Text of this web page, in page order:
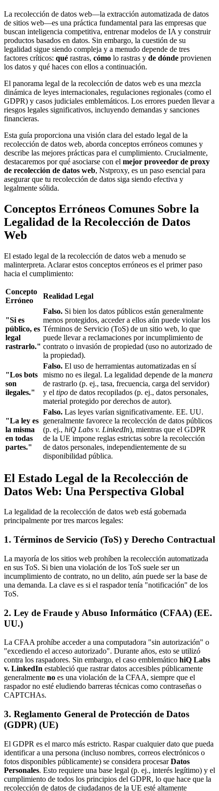
La recolección de datos web—la extracción automatizada de datos
de sitios web—es una práctica fundamental para las empresas que
buscan inteligencia competitiva, entrenar modelos de IA y construir
productos basados en datos. Sin embargo, la cuestión de su
legalidad sigue siendo compleja y a menudo depende de tres
factores críticos: qué rastras, cómo lo rastras y de dónde provienen
los datos y qué haces con ellos a continuación.
El panorama legal de la recolección de datos web es una mezcla
dinámica de leyes internacionales, regulaciones regionales (como el
GDPR) y casos judiciales emblemáticos. Los errores pueden llevar a
riesgos legales significativos, incluyendo demandas y sanciones
financieras.
Esta guía proporciona una visión clara del estado legal de la
recolección de datos web, aborda conceptos erróneos comunes y
describe las mejores prácticas para el cumplimiento. Crucialmente,
destacaremos por qué asociarse con el mejor proveedor de proxy
de recolección de datos web, Nstproxy, es un paso esencial para
asegurar que tu recolección de datos siga siendo efectiva y
legalmente sólida.
Conceptos Erróneos Comunes Sobre la
Legalidad de la Recolección de Datos
Web
El estado legal de la recolección de datos web a menudo se
malinterpreta. Aclarar estos conceptos erróneos es el primer paso
hacia el cumplimiento:
Concepto
Erróneo
Realidad Legal
"Si es
público, es
legal
rastrarlo."
Falso. Si bien los datos públicos están generalmente
menos protegidos, acceder a ellos aún puede violar los
Términos de Servicio (ToS) de un sitio web, lo que
puede llevar a reclamaciones por incumplimiento de
contrato o invasión de propiedad (uso no autorizado de
la propiedad).
"Los bots
son
ilegales."
Falso. El uso de herramientas automatizadas en sí
mismo no es ilegal. La legalidad depende de la manera
de rastrarlo (p. ej., tasa, frecuencia, carga del servidor)
y el tipo de datos recopilados (p. ej., datos personales,
material protegido por derechos de autor).
"La ley es
la misma
en todas
partes."
Falso. Las leyes varían significativamente. EE. UU.
generalmente favorece la recolección de datos públicos
(p. ej., hiQ Labs v. LinkedIn), mientras que el GDPR
de la UE impone reglas estrictas sobre la recolección
de datos personales, independientemente de su
disponibilidad pública.
El Estado Legal de la Recolección de
Datos Web: Una Perspectiva Global
La legalidad de la recolección de datos web está gobernada
principalmente por tres marcos legales:
1. Términos de Servicio (ToS) y Derecho Contractual
La mayoría de los sitios web prohíben la recolección automatizada
en sus ToS. Si bien una violación de los ToS suele ser un
incumplimiento de contrato, no un delito, aún puede ser la base de
una demanda. La clave es si el raspador tenía "notificación" de los
ToS.
2. Ley de Fraude y Abuso Informático (CFAA) (EE.
UU.)
La CFAA prohíbe acceder a una computadora "sin autorización" o
"excediendo el acceso autorizado". Durante años, esto se utilizó
contra los raspadores. Sin embargo, el caso emblemático hiQ Labs
v. LinkedIn estableció que rastrar datos accesibles públicamente
generalmente no es una violación de la CFAA, siempre que el
raspador no esté eludiendo barreras técnicas como contraseñas o
CAPTCHAs.
3. Reglamento General de Protección de Datos
(GDPR) (UE)
El GDPR es el marco más estricto. Raspar cualquier dato que pueda
identificar a una persona (incluso nombres, correos electrónicos o
fotos disponibles públicamente) se considera procesarDatos
Personales. Esto requiere una base legal (p. ej., interés legítimo) y el
cumplimiento de todos los principios del GDPR, lo que hace que la
recolección de datos de ciudadanos de la UE esté altamente